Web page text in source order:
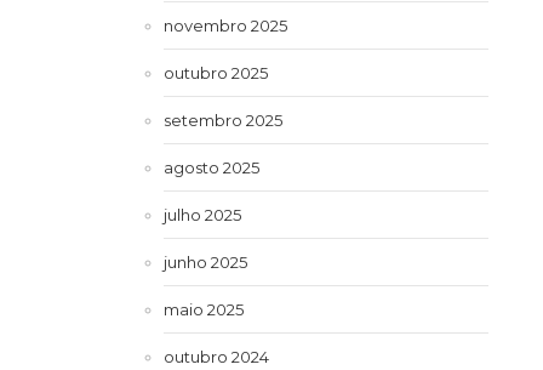
novembro 2025
outubro 2025
setembro 2025
agosto 2025
julho 2025
junho 2025
maio 2025
outubro 2024